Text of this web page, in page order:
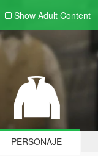
Show Adult Content
PERSONAJE